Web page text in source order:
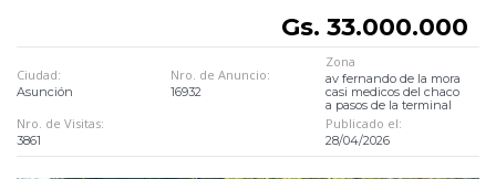
Gs. 33.000.000
Ciudad:
Asunción
Nro. de Anuncio:
16932
Zona
av fernando de la mora
casi medicos del chaco
a pasos de la terminal
Nro. de Visitas:
3861
Publicado el:
28/04/2026